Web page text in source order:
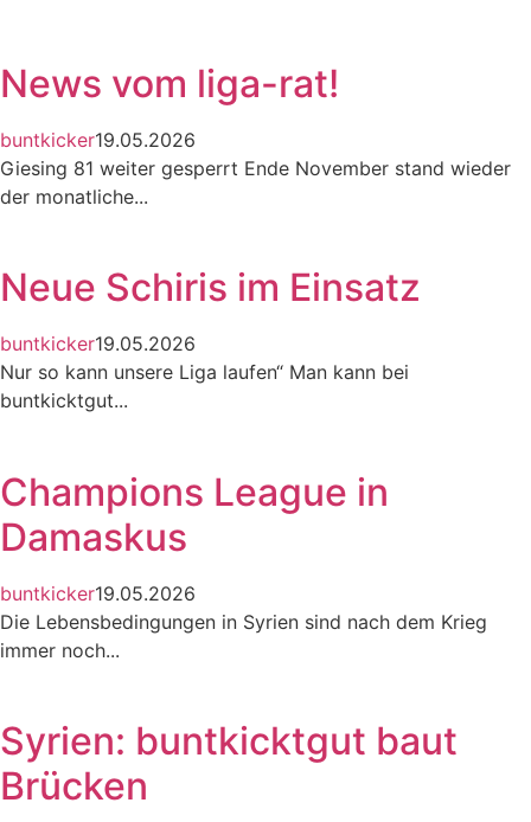
News vom liga-rat!
buntkicker19.05.2026
Giesing 81 weiter gesperrt Ende November stand wieder
der monatliche...
Neue Schiris im Einsatz
buntkicker19.05.2026
Nur so kann unsere Liga laufen“ Man kann bei
buntkicktgut...
Champions League in
Damaskus
buntkicker19.05.2026
Die Lebensbedingungen in Syrien sind nach dem Krieg
immer noch...
Syrien: buntkicktgut baut
Brücken